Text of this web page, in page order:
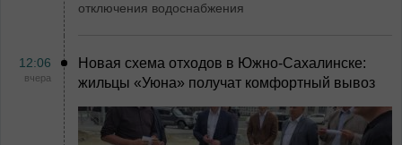
отключения водоснабжения
12:06
вчера
Новая схема отходов в Южно-Сахалинске:
жильцы «Уюна» получат комфортный вывоз